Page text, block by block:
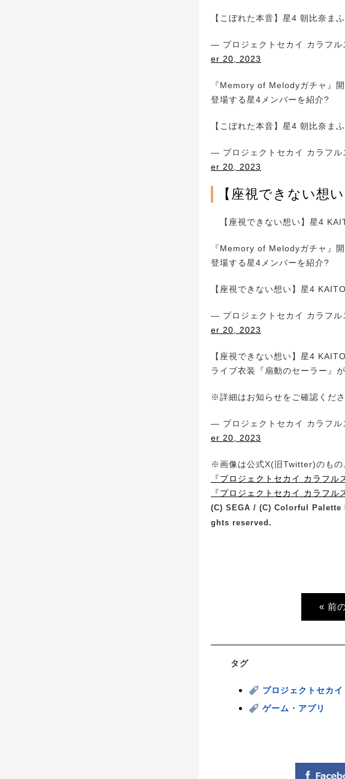
【こぼれた本音】星4 朝比奈ま
— プロジェクトセカイ カラフ
er 20, 2023
『Memory of Melodyガチャ』
登場する星4メンバーを紹介?
【こぼれた本音】星4 朝比奈ま
— プロジェクトセカイ カラフ
er 20, 2023
【座視できない想
【座視できない想い】星4
『Memory of Melodyガチャ』
登場する星4メンバーを紹介?
【座視できない想い】星4 KAITO
— プロジェクトセカイ カラフ
er 20, 2023
【座視できない想い】星4
ライブ衣装『扇動のセーラー』
※詳細はお知らせをご確認くだ
— プロジェクトセカイ カラフ
er 20, 2023
※画像は公式X(旧Twitter)のもの
『プロジェクトセカイ カラフ
『プロジェクトセカイ カラフ
(C) SEGA / (C) Colorful
ghts reserved.
« 前
タグ
プロジェクトセカ
ゲーム・アプリ